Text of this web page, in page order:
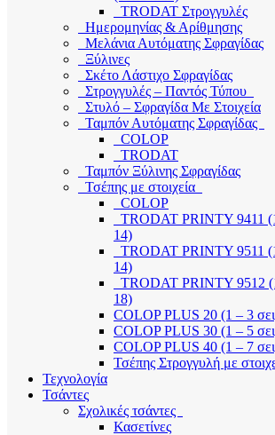
TRODAT Στρογγυλές
Ημερομηνίας & Αρίθμησης
Μελάνια Αυτόματης Σφραγίδας
Ξύλινες
Σκέτο Λάστιχο Σφραγίδας
Στρογγυλές – Παντός Τύπου
Στυλό – Σφραγίδα Με Στοιχεία
Ταμπόν Αυτόματης Σφραγίδας
COLOP
TRODAT
Ταμπόν Ξύλινης Σφραγίδας
Τσέπης με στοιχεία
COLOP
TRODAT PRINTY 9411
14)
TRODAT PRINTY 9511
14)
TRODAT PRINTY 9512
18)
COLOP PLUS 20 (1 – 3
COLOP PLUS 30 (1 – 5
COLOP PLUS 40 (1 – 7
Τσέπης Στρογγυλή με
Τεχνολογία
Τσάντες
Σχολικές τσάντες
Κασετίνες